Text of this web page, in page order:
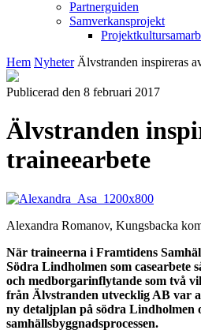
Partnerguiden
Samverkansprojekt
Hem Nyheter Älvstranden inspireras
Publicerad den 8 februari 2017
Älvstranden
traineearbete
Alexandra Romanov, Kungsbacka
När traineerna i Framtidens
Södra Lindholmen som casearbete
och medborgarinflytande som två
från Älvstranden utvecklig AB var
ny detaljplan på södra Lindholmen
samhällsbyggnadsprocessen.